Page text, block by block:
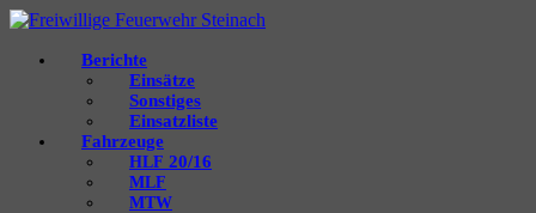
Berichte
Einsätze
Sonstiges
Einsatzliste
Fahrzeuge
HLF 20/16
MLF
MTW